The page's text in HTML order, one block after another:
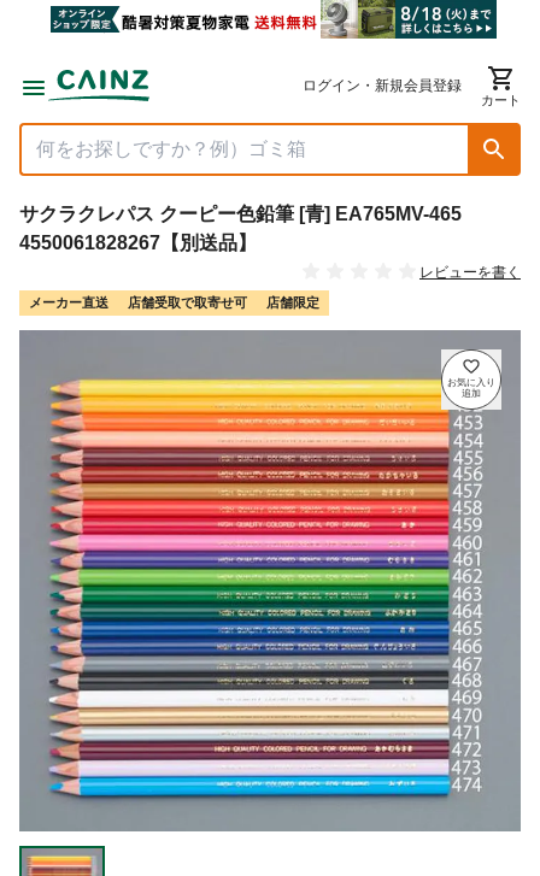
ログイン・新規会員登録
カート
サクラクレパス クーピー色鉛筆 [青] EA765MV-465
4550061828267【別送品】
レビューを書く
メーカー直送 店舗受取で取寄せ可 店舗限定